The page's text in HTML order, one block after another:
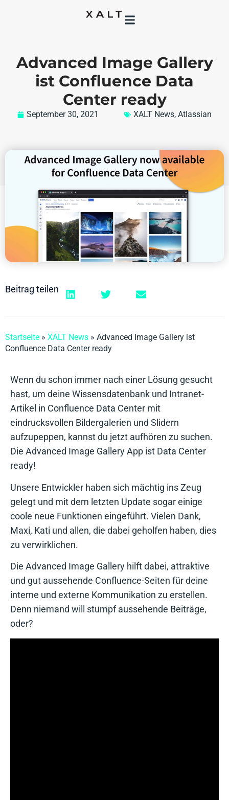
Advanced Image Gallery
ist Confluence Data
Center ready
September 30, 2021 XALT News, Atlassian
Beitrag teilen
Startseite » XALT News » Advanced Image Gallery ist
Confluence Data Center ready
Wenn du schon immer nach einer Lösung gesucht
hast, um deine Wissensdatenbank und Intranet-
Artikel in Confluence Data Center mit
eindrucksvollen Bildergalerien und Slidern
aufzupeppen, kannst du jetzt aufhören zu suchen.
Die Advanced Image Gallery App ist Data Center
ready!
Unsere Entwickler haben sich mächtig ins Zeug
gelegt und mit dem letzten Update sogar einige
coole neue Funktionen eingeführt. Vielen Dank,
Maxi, Kati und allen, die dabei geholfen haben, dies
zu verwirklichen.
Die Advanced Image Gallery hilft dabei, attraktive
und gut aussehende Confluence-Seiten für deine
interne und externe Kommunikation zu erstellen.
Denn niemand will stumpf aussehende Beiträge,
oder?